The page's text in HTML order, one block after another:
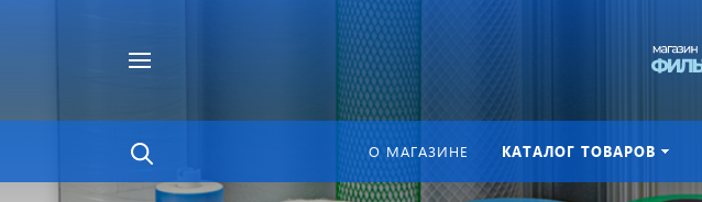
О МАГАЗИНЕ КАТАЛОГ ТОВАРОВ